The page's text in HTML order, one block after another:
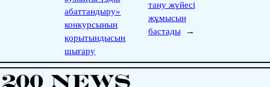
абаттандыру»
конкурсының
қорытындысын
шығару
тану жүйесі
жұмысын
бастады
→